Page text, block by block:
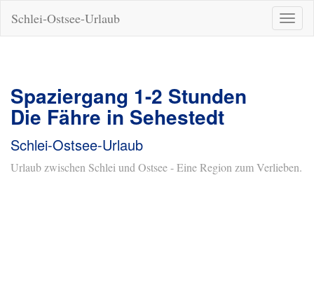
ein-/
Schlei-Ostsee-Urlaub
Spaziergang 1-2 Stunden
Die Fähre in Sehestedt
Schlei-Ostsee-Urlaub
Urlaub zwischen Schlei und Ostsee - Eine Region zum Verlieben.